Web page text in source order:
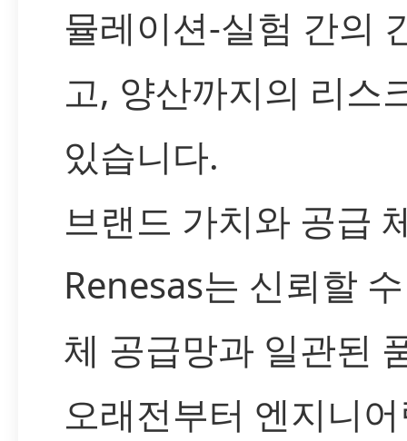
뮬레이션-실험 간의
고, 양산까지의 리스
있습니다.
브랜드 가치와 공급
Renesas는 신뢰할
체 공급망과 일관된
오래전부터 엔지니